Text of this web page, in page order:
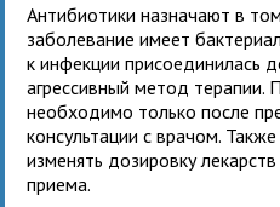
Антибиотики назначают в
заболевание имеет
к инфекции присоединилась
агрессивный метод терапии.
необходимо только после
консультации с врачом.
изменять дозировку
приема.